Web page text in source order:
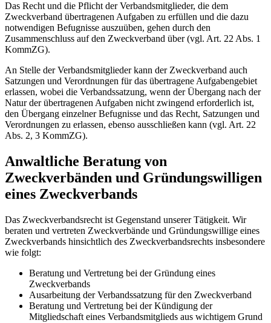
Das Recht und die Pflicht der Verbandsmitglieder, die dem
Zweckverband übertragenen Aufgaben zu erfüllen und die dazu
notwendigen Befugnisse auszuüben, gehen durch den
Zusammenschluss auf den Zweckverband über (vgl. Art. 22 Abs. 1
KommZG).
An Stelle der Verbandsmitglieder kann der Zweckverband auch
Satzungen und Verordnungen für das übertragene Aufgabengebiet
erlassen, wobei die Verbandssatzung, wenn der Übergang nach der
Natur der übertragenen Aufgaben nicht zwingend erforderlich ist,
den Übergang einzelner Befugnisse und das Recht, Satzungen und
Verordnungen zu erlassen, ebenso ausschließen kann (vgl. Art. 22
Abs. 2, 3 KommZG).
Anwaltliche Beratung von
Zweckverbänden und Gründungswilligen
eines Zweckverbands
Das Zweckverbandsrecht ist Gegenstand unserer Tätigkeit. Wir
beraten und vertreten Zweckverbände und Gründungswillige eines
Zweckverbands hinsichtlich des Zweckverbandsrechts insbesondere
wie folgt:
Beratung und Vertretung bei der Gründung eines
Zweckverbands
Ausarbeitung der Verbandssatzung für den Zweckverband
Beratung und Vertretung bei der Kündigung der
Mitgliedschaft eines Verbandsmitglieds aus wichtigem Grund